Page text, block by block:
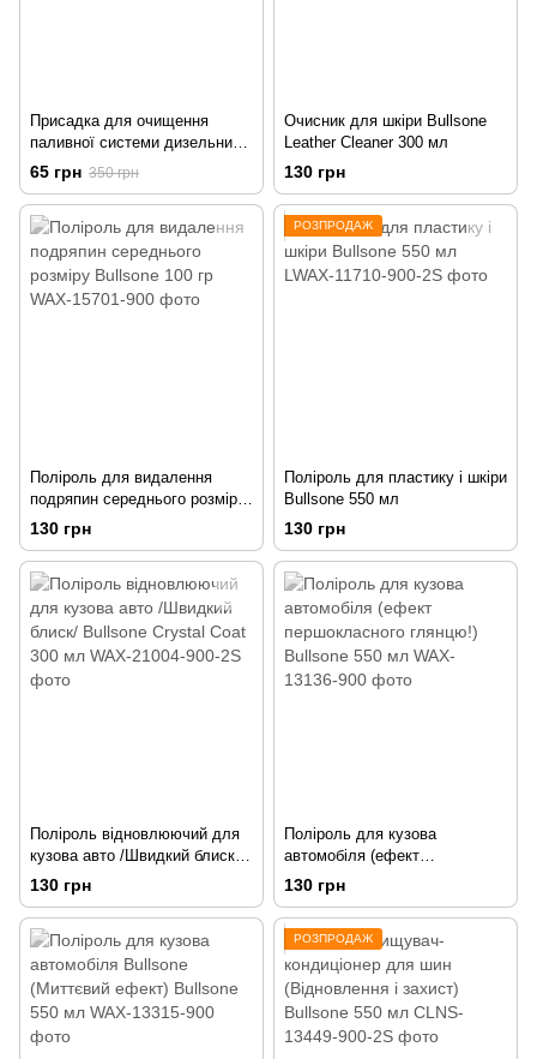
Присадка для очищення
паливної системи дизельних
двигунів Bullsone Shot 2 in1
500 мл
65 грн 350 грн
Очисник для шкіри Bullsone
Leather Cleaner 300 мл
130 грн
Поліроль для видалення
подряпин середнього розміру
Bullsone 100 гр
130 грн
РОЗПРОДАЖ
Поліроль для пластику і шкіри
Bullsone 550 мл
130 грн
Поліроль відновлюючий для
кузова авто /Швидкий блиск/
Bullsone Crystal Coat 300 мл
130 грн
Поліроль для кузова
автомобіля (ефект
першокласного глянцю!)
Bullsone 550 мл
130 грн
РОЗПРОДАЖ